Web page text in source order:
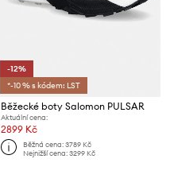
-12%
*-10 % s kódem: LST
Běžecké boty Salomon PULSAR
Aktuální cena:
2899 Kč
Běžná cena:3789 Kč
Nejnižší cena:3299 Kč